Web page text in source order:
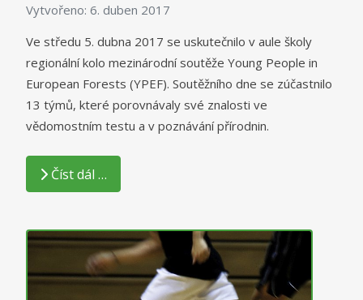
Vytvořeno: 6. duben 2017
Ve středu 5. dubna 2017 se uskutečnilo v aule školy
regionální kolo mezinárodní soutěže Young People in
European Forests (YPEF). Soutěžního dne se zúčastnilo
13 týmů, které porovnávaly své znalosti ve
vědomostním testu a v poznávání přírodnin.
Číst dál …